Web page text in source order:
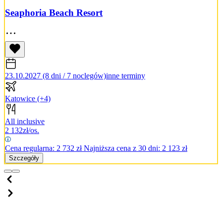
Seaphoria Beach Resort
23.10.2027 (8 dni / 7 noclegów)inne terminy
Katowice (+4)
All inclusive
2 132zł/os.
Cena regularna: 2 732 złNajniższa cena z 30 dni: 2 123 zł
Szczegóły